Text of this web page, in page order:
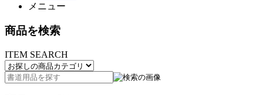
メニュー
商品を検索
ITEM SEARCH